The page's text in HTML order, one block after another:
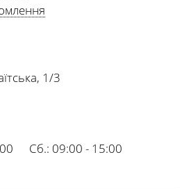
1/3
Сб.: 09:00 - 15:00